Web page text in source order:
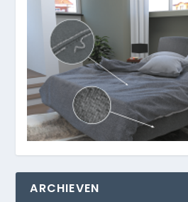
ARCHIEVEN